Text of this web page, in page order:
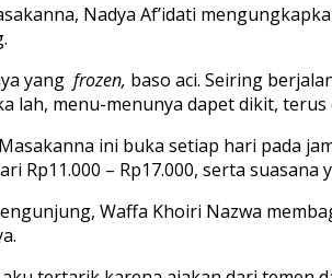
Nadya Af’idati
yang frozen, baso aci. Seiring
lah, menu-menunya dapet dikit,
ini buka setiap hari pada
Rp11.000 – Rp17.000, serta suasana
Waffa Khoiri Nazwa